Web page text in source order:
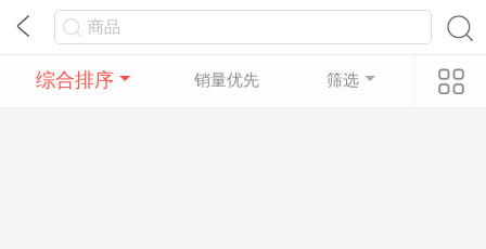
综合排序 销量优先 筛选